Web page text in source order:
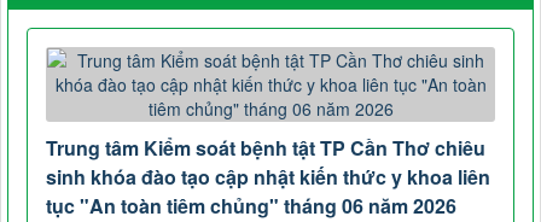
Trung tâm Kiểm soát bệnh tật TP Cần Thơ chiêu
sinh khóa đào tạo cập nhật kiến thức y khoa liên
tục "An toàn tiêm chủng" tháng 06 năm 2026